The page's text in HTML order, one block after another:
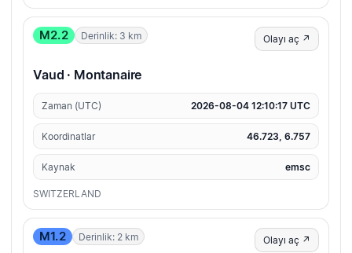
M2.2 Derinlik: 3 km Olayı aç ↗
Vaud · Montanaire
Zaman (UTC) 2026-08-04 12:10:17 UTC
Koordinatlar 46.723, 6.757
Kaynak emsc
SWITZERLAND
M1.2 Derinlik: 2 km Olayı aç ↗